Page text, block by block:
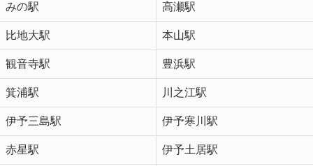
みの駅 高瀬駅
比地大駅 本山駅
観音寺駅 豊浜駅
箕浦駅 川之江駅
伊予三島駅 伊予寒川駅
赤星駅 伊予土居駅